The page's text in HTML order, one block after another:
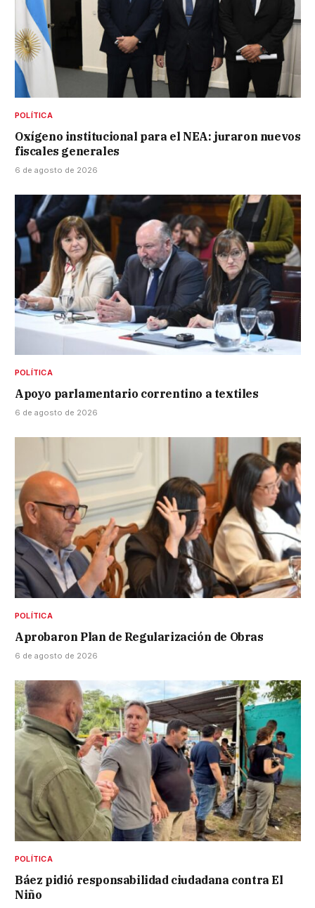
POLÍTICA
Oxígeno institucional para el NEA: juraron nuevos
fiscales generales
6 de agosto de 2026
POLÍTICA
Apoyo parlamentario correntino a textiles
6 de agosto de 2026
POLÍTICA
Aprobaron Plan de Regularización de Obras
6 de agosto de 2026
POLÍTICA
Báez pidió responsabilidad ciudadana contra El
Niño